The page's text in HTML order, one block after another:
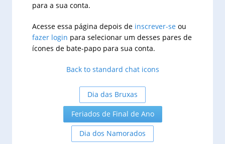
para a sua conta.
Acesse essa página depois de inscrever-se ou
fazer login para selecionar um desses pares de
ícones de bate-papo para sua conta.
Back to standard chat icons
Dia das Bruxas
Feriados de Final de Ano
Dia dos Namorados